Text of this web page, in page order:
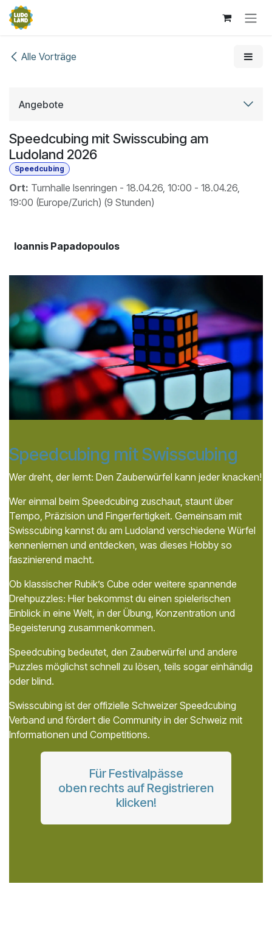
Zum Inhalt springen
Alle Vorträge
Angebote
Speedcubing mit Swisscubing am
Ludoland 2026
Speedcubing
Ort: Turnhalle Isenringen - 18.04.26, 10:00 - 18.04.26,
19:00 (Europe/Zurich) (9 Stunden)
Ioannis Papadopoulos
Speedcubing mit Swisscubing
Wer dreht, der lernt: Den Zauberwürfel kann jeder knacken!
Wer einmal beim Speedcubing zuschaut, staunt über
Tempo, Präzision und Fingerfertigkeit. Gemeinsam mit
Swisscubing kannst du am Ludoland verschiedene Würfel
kennenlernen und entdecken, was dieses Hobby so
faszinierend macht.
Ob klassischer Rubik’s Cube oder weitere spannende
Drehpuzzles: Hier bekommst du einen spielerischen
Einblick in eine Welt, in der Übung, Konzentration und
Begeisterung zusammenkommen.
Speedcubing bedeutet, den Zauberwürfel und andere
Puzzles möglichst schnell zu lösen, teils sogar einhändig
oder blind.
Swisscubing ist der offizielle Schweizer Speedcubing
Verband und fördert die Community in der Schweiz mit
Informationen und Competitions.
Für Festivalpässe
oben rechts auf Registrieren
klicken!